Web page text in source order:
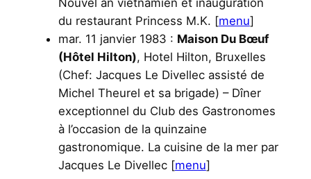
du restaurant Princess M.K. [menu]
mar. 11 janvier 1983 : Maison Du Bœuf
(Hôtel Hilton), Hotel Hilton, Bruxelles
(Chef: Jacques Le Divellec assisté de
Michel Theurel et sa brigade) – Dîner
exceptionnel du Club des Gastronomes
à l’occasion de la quinzaine
gastronomique. La cuisine de la mer par
Jacques Le Divellec [menu]